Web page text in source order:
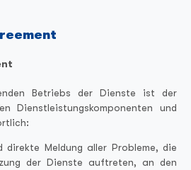
Betriebs der Dienste ist der
Dienstleistungskomponenten und
direkte Meldung aller Probleme, die
der Dienste auftreten, an den